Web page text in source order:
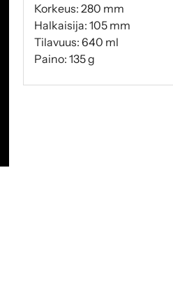
Korkeus: 280 mm
Halkaisija: 105 mm
Tilavuus: 640 ml
Paino: 135 g